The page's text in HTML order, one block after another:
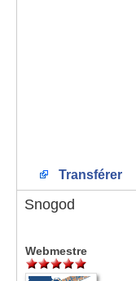
Transférer
Snogod
Webmestre